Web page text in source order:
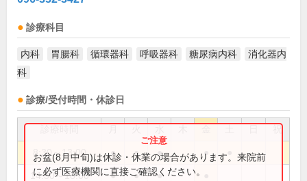
診療科目
内科 胃腸科 循環器科 呼吸器科 糖尿病内科
消化器内
科
診療/受付時間・休診日
祝
8:30～13:00 ● ● ● ●
14:30～18:00 ● ● ●
お盆(8月中旬)は休診・休業の場合があります。来院前
に必ず医療機関に直接ご確認ください。